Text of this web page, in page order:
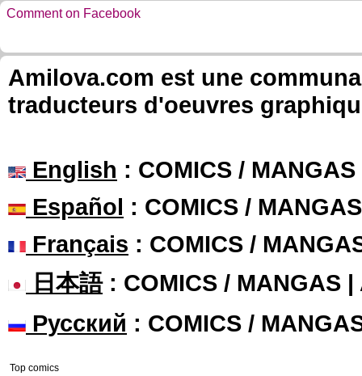
Comment on Facebook
Amilova.com est une
traducteurs d'oeuvres
English : COMICS /
Español : COMICS /
Français : COMICS /
日本語: COMICS / MANGAS |
Русский : COMICS /
Top comics